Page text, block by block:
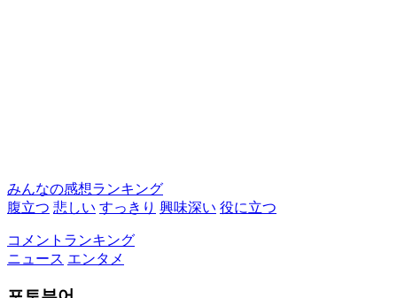
みんなの感想ランキング
腹立つ 悲しい すっきり 興味深い 役に立つ
コメントランキング
ニュース エンタメ